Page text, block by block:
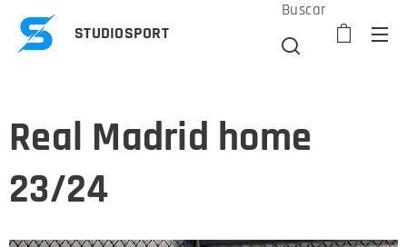
STUDIOSPORT
Buscar
Real Madrid home
23/24